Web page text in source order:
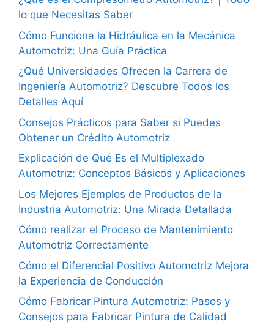
lo que Necesitas Saber
Cómo Funciona la Hidráulica en la Mecánica
Automotriz: Una Guía Práctica
¿Qué Universidades Ofrecen la Carrera de
Ingeniería Automotriz? Descubre Todos los
Detalles Aquí
Consejos Prácticos para Saber si Puedes
Obtener un Crédito Automotriz
Explicación de Qué Es el Multiplexado
Automotriz: Conceptos Básicos y Aplicaciones
Los Mejores Ejemplos de Productos de la
Industria Automotriz: Una Mirada Detallada
Cómo realizar el Proceso de Mantenimiento
Automotriz Correctamente
Cómo el Diferencial Positivo Automotriz Mejora
la Experiencia de Conducción
Cómo Fabricar Pintura Automotriz: Pasos y
Consejos para Fabricar Pintura de Calidad